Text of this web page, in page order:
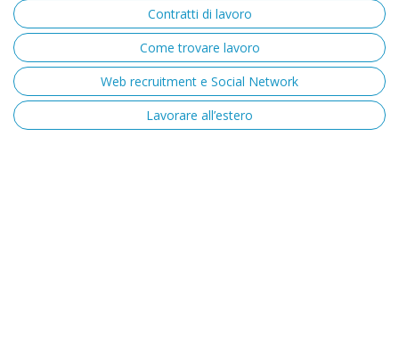
Contratti di lavoro
Come trovare lavoro
Web recruitment e Social Network
Lavorare all’estero